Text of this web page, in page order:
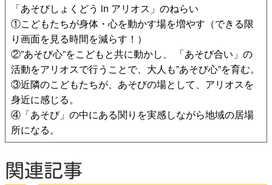
「あそびしょくどう in アリオス」のねらい
①こどもたちが身体・心を動かす場を増やす（できる限
り画面を見る時間を減らす！）
②”あそび心”をこどもと共に動かし、 「あそび合い」の
活動をアリオスで行うことで、大人も”あそび心”を育む。
③近隣のこどもたちが、あそびの場として、アリオスを
身近に感じる。
④「あそび」の中にある関りを実感しながら地域の居場
所になる。
関連記事